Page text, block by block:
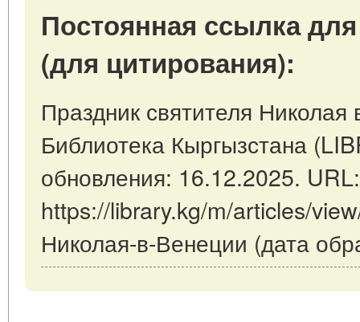
Постоянная ссылка
(для цитирования):
Праздник святителя
Библиотека Кыргызстана
обновления: 16.12.2025. URL:
https://library.kg/m/articles/
Николая-в-Венеции (дата